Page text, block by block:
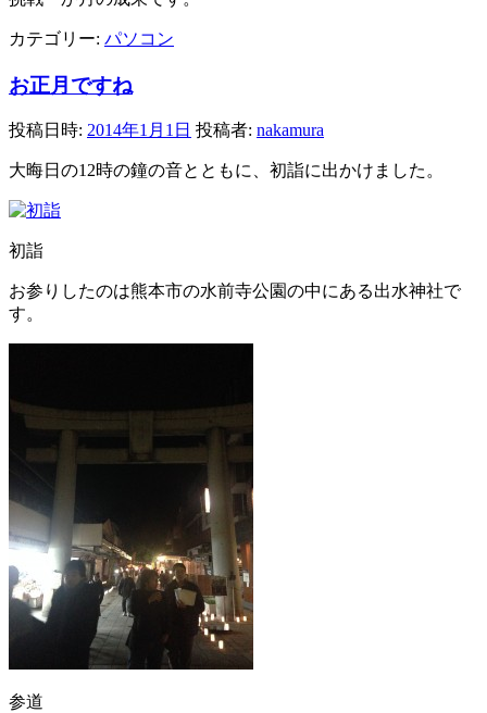
カテゴリー: パソコン
お正月ですね
投稿日時: 2014年1月1日 投稿者: nakamura
大晦日の12時の鐘の音とともに、初詣に出かけました。
初詣
お参りしたのは熊本市の水前寺公園の中にある出水神社で
す。
参道